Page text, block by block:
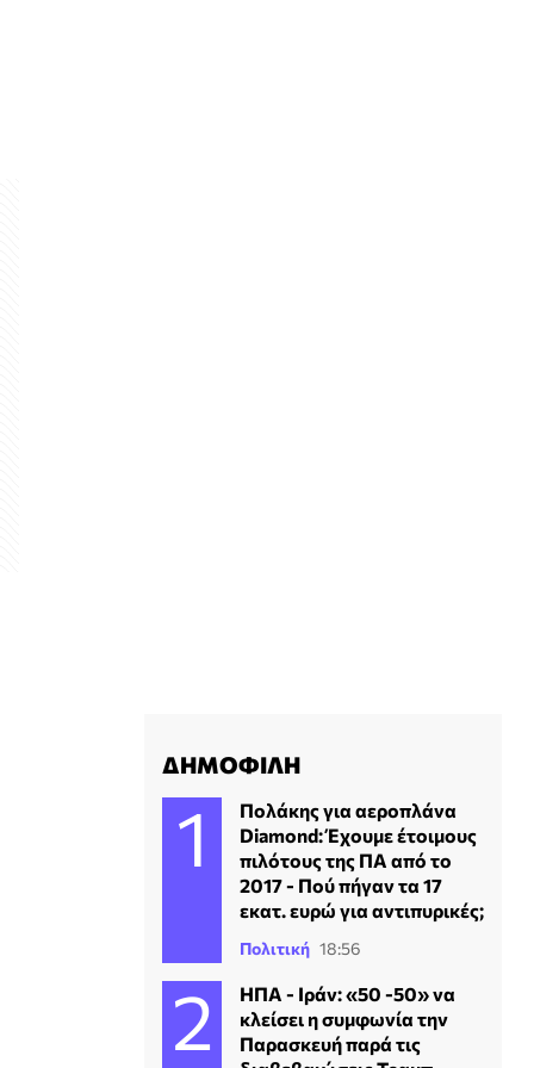
ΔΗΜΟΦΙΛΗ
Πολάκης για αεροπλάνα
Diamond: Έχουμε έτοιμους
πιλότους της ΠΑ από το
2017 - Πού πήγαν τα 17
εκατ. ευρώ για αντιπυρικές;
Πολιτική 18:56
ΗΠΑ - Ιράν: «50 -50» να
κλείσει η συμφωνία την
Παρασκευή παρά τις